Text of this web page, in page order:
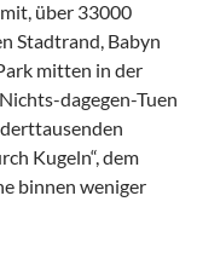
über 33000
Stadtrand, Babyn
mitten in der
dagegen-Tuen
Kugeln“, dem
binnen weniger